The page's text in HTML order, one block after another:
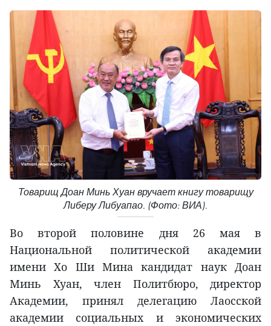
Товарищ Доан Минь Хуан вручает книгу товарищу
Либеру Либуапао. (Фото: ВИА).
Во второй половине дня 26 мая в
Национальной политической академии
имени Хо Ши Мина кандидат наук Доан
Минь Хуан, член Политбюро, директор
Академии, принял делегацию Лаосской
академии социальных и экономических